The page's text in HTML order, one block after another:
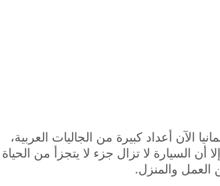
الآن أعداد كبيرة من الجاليات العربية،
السيارة لا تزال جزء لا يتجزأ من الحياة
العمل والمنزل.